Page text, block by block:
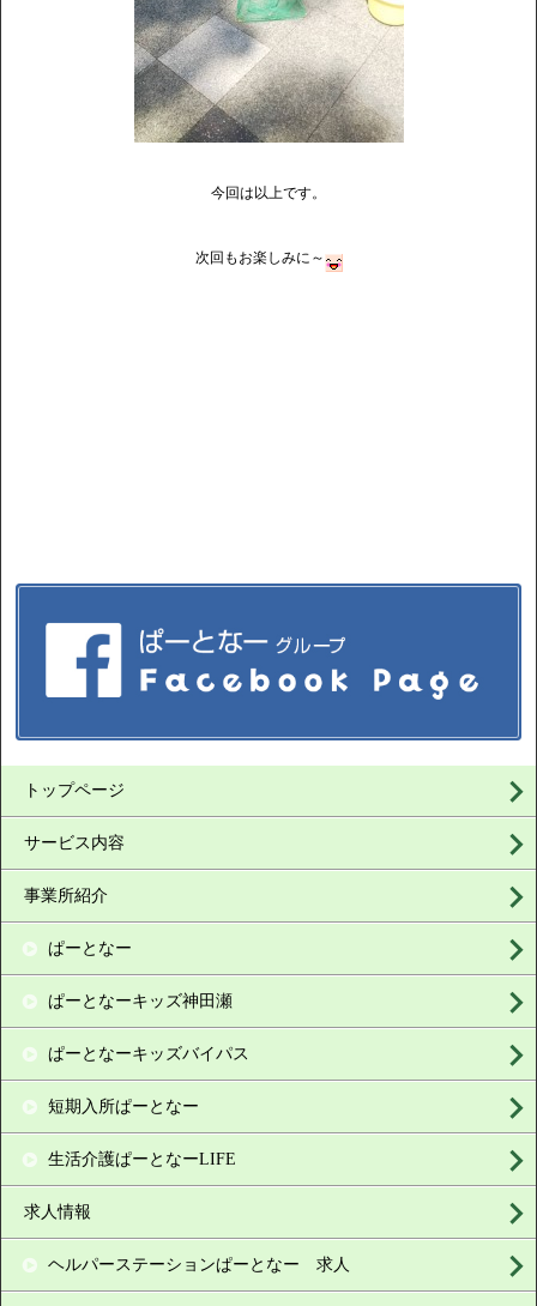
今回は以上です。
次回もお楽しみに～
トップページ
サービス内容
事業所紹介
ぱーとなー
ぱーとなーキッズ神田瀬
ぱーとなーキッズバイパス
短期入所ぱーとなー
生活介護ぱーとなーLIFE
求人情報
ヘルパーステーションぱーとなー 求人